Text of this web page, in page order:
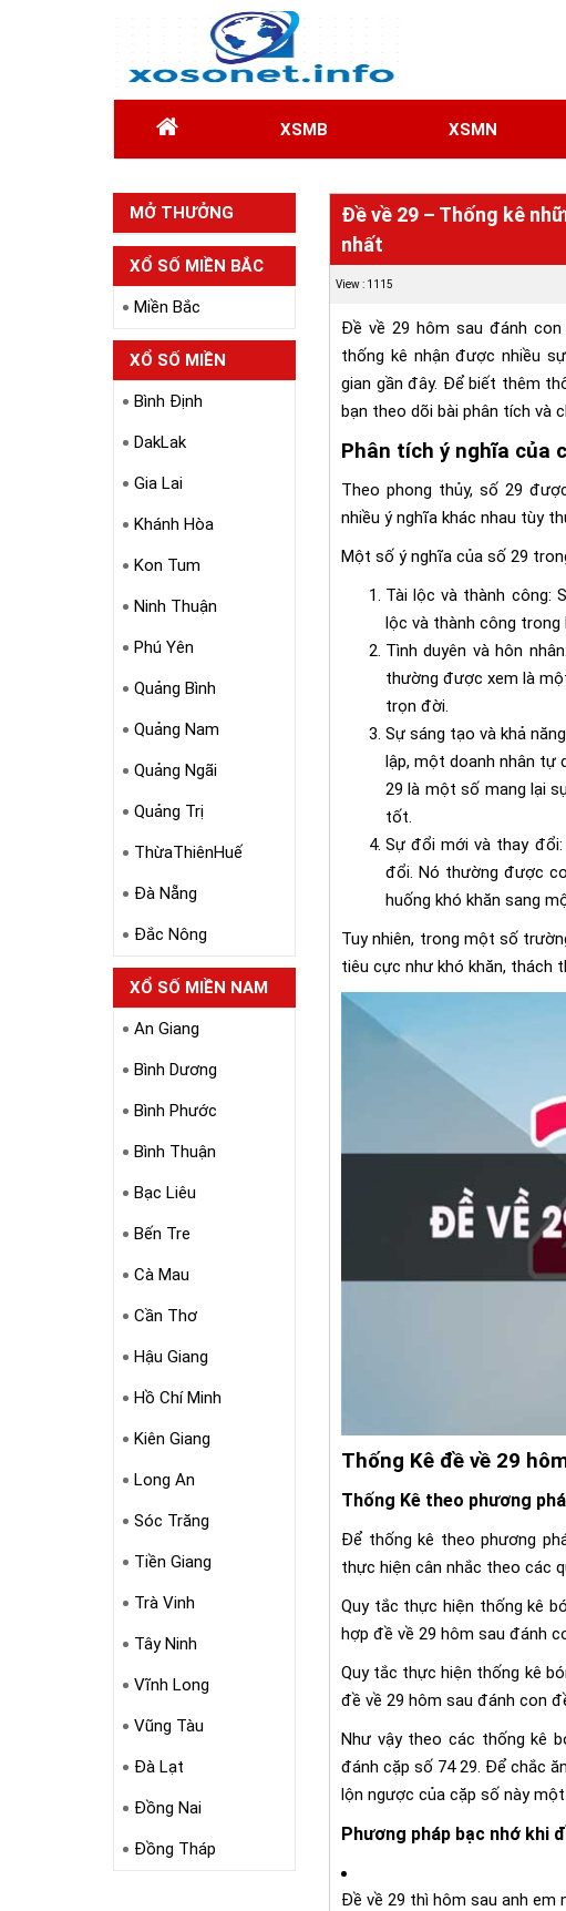
XSMB XSMN
MỞ THƯỞNG
HÔM QUA
XỔ SỐ MIỀN BẮC
Miền Bắc
XỔ SỐ MIỀN
TRUNG
Bình Định
DakLak
Gia Lai
Khánh Hòa
Kon Tum
Ninh Thuận
Phú Yên
Quảng Bình
Quảng Nam
Quảng Ngãi
Quảng Trị
ThừaThiênHuế
Đà Nẵng
Đắc Nông
XỔ SỐ MIỀN NAM
An Giang
Bình Dương
Bình Phước
Bình Thuận
Bạc Liêu
Bến Tre
Cà Mau
Cần Thơ
Hậu Giang
Hồ Chí Minh
Kiên Giang
Long An
Sóc Trăng
Tiền Giang
Trà Vinh
Tây Ninh
Vĩnh Long
Vũng Tàu
Đà Lạt
Đồng Nai
Đồng Tháp
Đề về 29 – Thống kê
nhất
View : 1115
Đề về 29 hôm sau đánh
thống kê nhận được nhiều
gian gần đây. Để biết thêm
bạn theo dõi bài phân tích và
Phân tích ý nghĩa của
Theo phong thủy, số 29
nhiều ý nghĩa khác nhau tùy
Một số ý nghĩa của số 29
Tài lộc và thành công:
lộc và thành công trong
Tình duyên và hôn
thường được xem là
trọn đời.
Sự sáng tạo và khả
lập, một doanh nhân tự
29 là một số mang lại
tốt.
Sự đổi mới và thay
đổi. Nó thường được
huống khó khăn sang
Tuy nhiên, trong một số
tiêu cực như khó khăn, thách
Thống Kê đề về 29
Thống Kê theo phương
Để thống kê theo phương
thực hiện cân nhắc theo các
Quy tắc thực hiện thống kê
hợp đề về 29 hôm sau đánh
Quy tắc thực hiện thống kê
đề về 29 hôm sau đánh con
Như vậy theo các thống kê
đánh cặp số 74 29. Để chắc
lộn ngược của cặp số này
Phương pháp bạc nhớ khi
Đề về 29 thì hôm sau anh em